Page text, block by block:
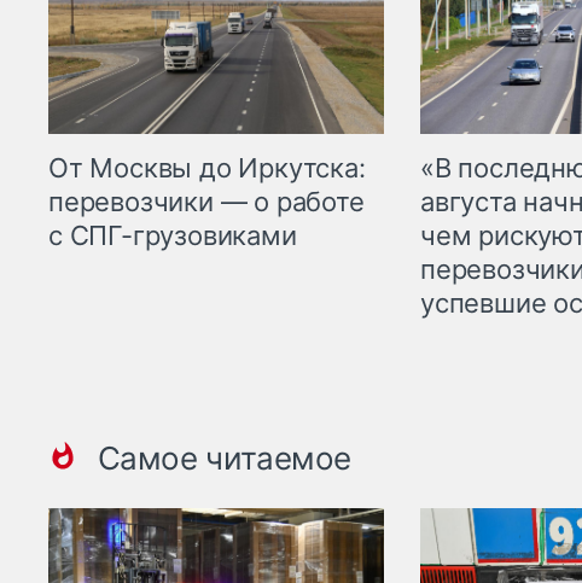
От Москвы до Иркутска:
перевозчики — о работе
с СПГ-грузовиками
«В
августа
чем
успевшие
Самое читаемое